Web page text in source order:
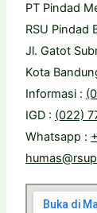
PT Pindad
RSU Pindad
Jl. Gatot
Kota
Informasi :
IGD : (022)
Whatsapp :